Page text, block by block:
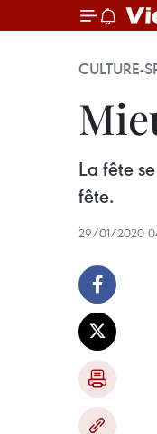
CULTURE-
La fête
fête.
29/01/2020